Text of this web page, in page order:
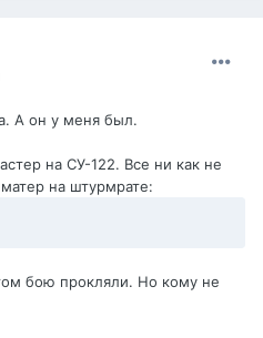
А он у меня был.
на СУ-122. Все ни как не
на штурмрате:
бою прокляли. Но кому не